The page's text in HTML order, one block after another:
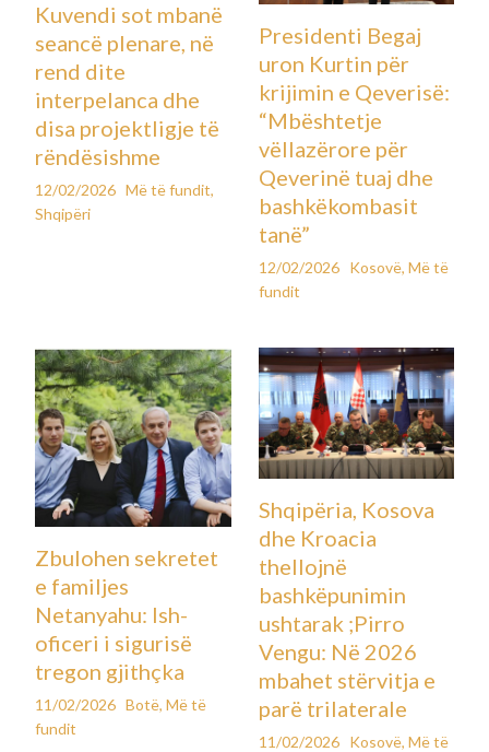
Kuvendi sot mbanë
seancë plenare, në
rend dite
interpelanca dhe
disa projektligje të
rëndësishme
12/02/2026 Më të fundit,
Shqipëri
Presidenti Begaj
uron Kurtin për
krijimin e Qeverisë:
“Mbështetje
vëllazërore për
Qeverinë tuaj dhe
bashkëkombasit
tanë”
12/02/2026 Kosovë, Më të
fundit
Zbulohen sekretet
e familjes
Netanyahu: Ish-
oficeri i sigurisë
tregon gjithçka
11/02/2026 Botë,Më të
fundit
Shqipëria, Kosova
dhe Kroacia
thellojnë
bashkëpunimin
ushtarak ;Pirro
Vengu: Në 2026
mbahet stërvitja e
parë trilaterale
11/02/2026 Kosovë, Më të